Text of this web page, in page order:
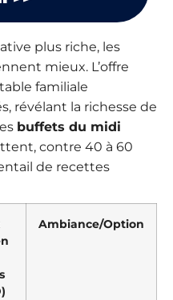
plus riche, les
mieux. L’offre
familiale
révélant la richesse de
buffets du midi
contre 40 à 60
de recettes
Ambiance/Option